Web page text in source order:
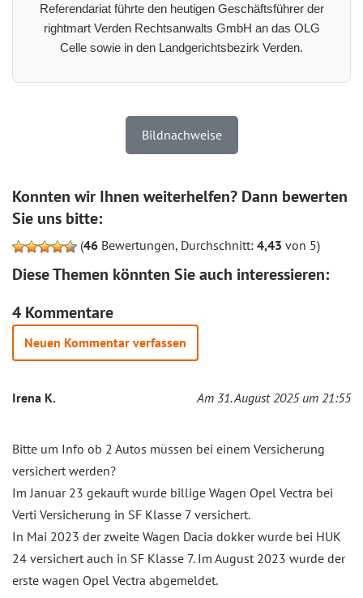
Referendariat führte den heutigen Geschäftsführer der
rightmart Verden Rechtsanwalts GmbH an das OLG
Celle sowie in den Landgerichtsbezirk Verden.
Bildnachweise
Konnten wir Ihnen weiterhelfen? Dann bewerten
Sie uns bitte:
(46 Bewertungen, Durchschnitt: 4,43 von 5)
Diese Themen könnten Sie auch interessieren:
4 Kommentare
Neuen Kommentar verfassen
Irena K. Am 31. August 2025 um 21:55
Bitte um Info ob 2 Autos müssen bei einem Versicherung
versichert werden?
Im Januar 23 gekauft wurde billige Wagen Opel Vectra bei
Verti Versicherung in SF Klasse 7 versichert.
In Mai 2023 der zweite Wagen Dacia dokker wurde bei HUK
24 versichert auch in SF Klasse 7. Im August 2023 wurde der
erste wagen Opel Vectra abgemeldet.